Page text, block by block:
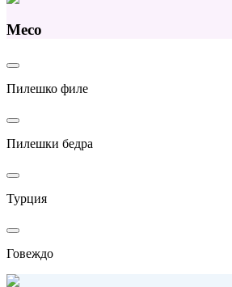
Месо
Пилешко филе
Пилешки бедра
Турция
Говеждо